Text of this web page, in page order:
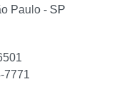
Paulo - SP
7771